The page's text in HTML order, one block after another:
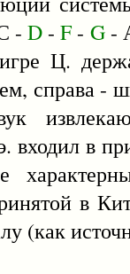
- D-F - G-
Ц.
справа
входил в
в
(как